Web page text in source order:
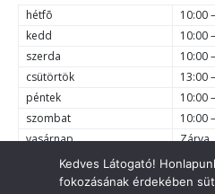
hétfõ
10:00
kedd
10:00
szerda
10:00
csütörtök
13:00
péntek
10:00
szombat
10:00
vasárnap
Zárva
Kedves Látogató!
fokozásának érdekében